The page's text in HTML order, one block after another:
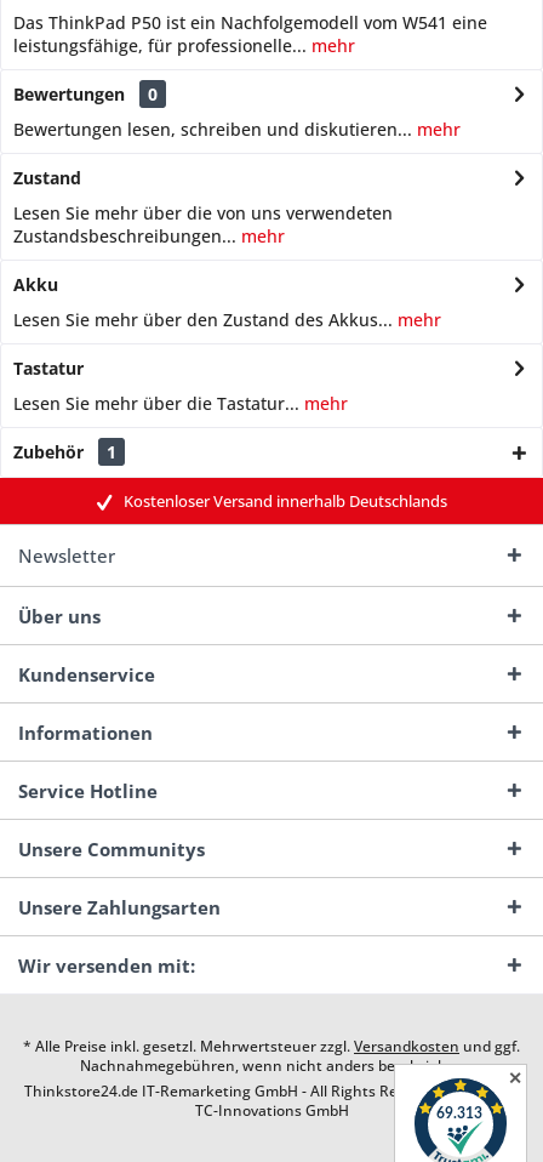
Das ThinkPad P50 ist ein Nachfolgemodell vom W541 eine
leistungsfähige, für professionelle... mehr
Bewertungen
0
Bewertungen lesen, schreiben und diskutieren... mehr
Zustand
Lesen Sie mehr über die von uns verwendeten
Zustandsbeschreibungen... mehr
Akku
Lesen Sie mehr über den Zustand des Akkus... mehr
Tastatur
Lesen Sie mehr über die Tastatur... mehr
Zubehör 1
Kostenloser Versand innerhalb Deutschlands
Newsletter
Über uns
Kundenservice
Informationen
Service Hotline
Unsere Communitys
Unsere Zahlungsarten
Wir versenden mit:
* Alle Preise inkl. gesetzl. Mehrwertsteuer zzgl.Versandkosten und ggf.
Nachnahmegebühren, wenn nicht anders beschrieben
Thinkstore24.de IT-Remarketing GmbH - All Rights Reserved. Design by
TC-Innovations GmbH
✕